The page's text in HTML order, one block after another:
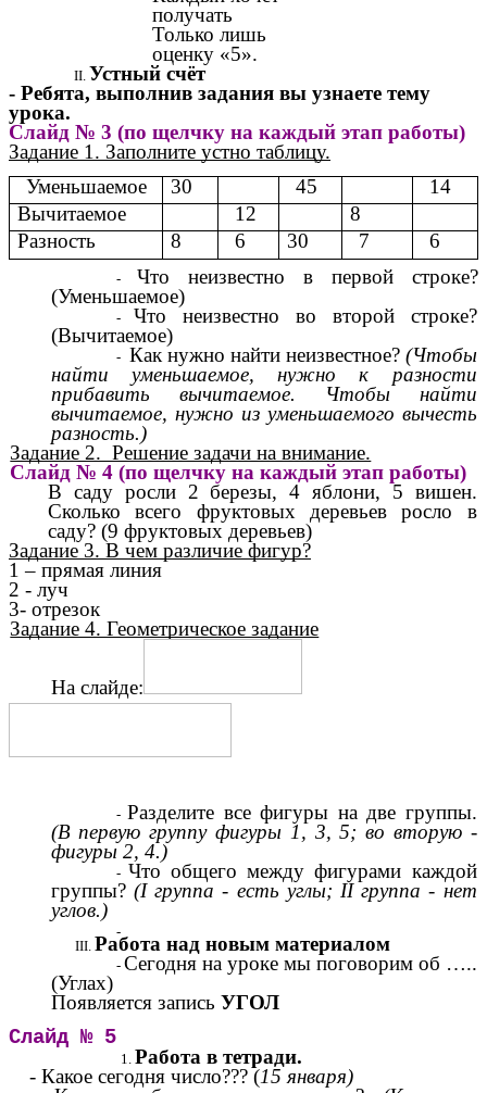
получать
Только лишь
оценку «5».
Устный счёт
- Ребята, выполнив задания вы узнаете тему
урока.
Слайд № 3 (по щелчку на каждый этап работы)
Задание 1. Заполните устно таблицу.
Уменьшаемое
30 45
14
Вычитаемое
12
8
Разность
8 6 30 7
6
Что неизвестно в первой строке?
(Уменьшаемое)
Что неизвестно во второй строке?
(Вычитаемое)
Как нужно найти неизвестное? (Чтобы
найти уменьшаемое, нужно к разности
прибавить вычитаемое. Чтобы найти
вычитаемое, нужно из уменьшаемого вычесть
разность.)
Задание 2. Решение задачи на внимание.
Слайд № 4 (по щелчку на каждый этап работы)
В саду росли 2 березы, 4 яблони, 5 вишен.
Сколько всего фруктовых деревьев росло в
саду? (9 фруктовых деревьев)
Задание 3. В чем различие фигур?
1 – прямая линия
2 - луч
3- отрезок
Задание 4. Геометрическое задание
На слайде:
Разделите все фигуры на две группы.
(В первую группу фигуры 1, 3, 5; во вторую -
фигуры 2, 4.)
Что общего между фигурами каждой
группы? (I группа - есть углы; II группа - нет
углов.)
Работа над новым материалом
Сегодня на уроке мы поговорим об …..
(Углах)
Появляется запись УГОЛ
Слайд № 5
Работа в тетради.
- Какое сегодня число??? (15 января)